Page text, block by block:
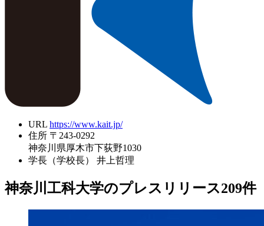
URL https://www.kait.jp/
住所 〒243-0292
神奈川県厚木市下荻野1030
学長（学校長）
井上哲理
神奈川工科大学のプレスリリース209件